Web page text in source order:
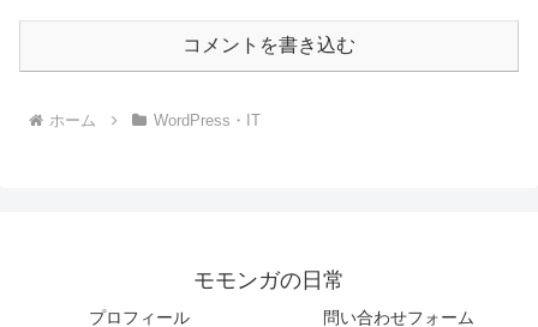
コメントを書き込む
ホーム WordPress・IT
モモンガの日常
プロフィール
問い合わせフォーム